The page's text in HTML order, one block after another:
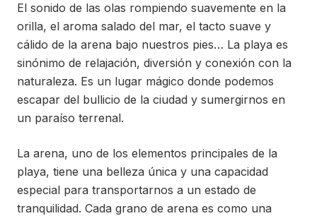
El sonido de las olas rompiendo suavemente en la
orilla, el aroma salado del mar, el tacto suave y
cálido de la arena bajo nuestros pies… La playa es
sinónimo de relajación, diversión y conexión con la
naturaleza. Es un lugar mágico donde podemos
escapar del bullicio de la ciudad y sumergirnos en
un paraíso terrenal.
La arena, uno de los elementos principales de la
playa, tiene una belleza única y una capacidad
especial para transportarnos a un estado de
tranquilidad. Cada grano de arena es como una